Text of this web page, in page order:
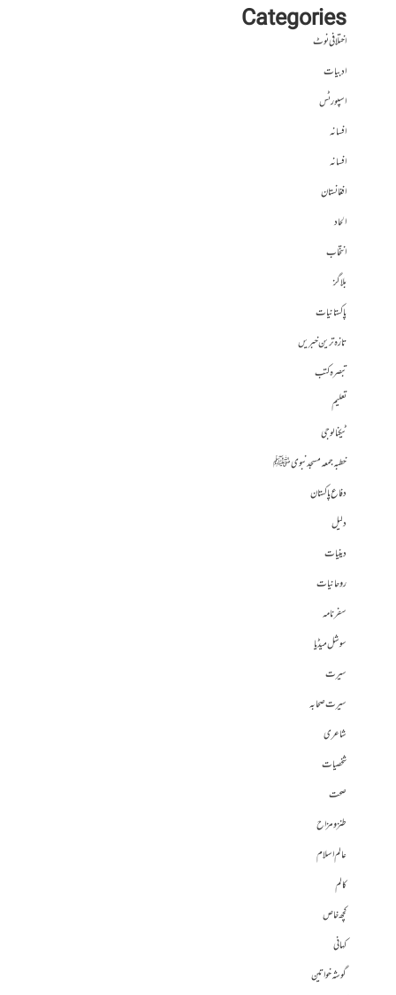
Categories
اختلافی نوٹ
ادبیات
اسپورٹس
افسانہ
افسانہ
افغانستان
الحاد
انتخاب
بلاگز
پاکستانیات
تازہ ترین خبریں
تبصرہ کتب
تعلیم
ٹیکنالوجی
خطبہ جمعہ مسجد نبوی ﷺ
دفاع پاکستان
دلیل
دینیات
روحانیات
سفرنامہ
سوشل میڈیا
سیرت
سیرت صحابہ
شاعری
شخصیات
صحت
طنز و مزاح
عالم اسلام
کالم
کچھ خاص
کہانی
گوشہ خواتین